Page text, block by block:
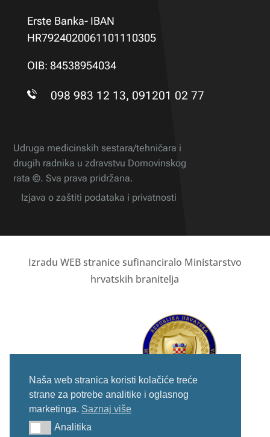
Naša web stranica koristi kolačiće treće
strane za potrebe analitike i oglasnog
marketinga. Saznaj više
AnalitikaAnalitika
Erste Banka- IBAN
HR7924020061101110305
OIB: 84538954034
098 983 12 13, 091201 02 77
Udruga medicinskih sestara/tehničara i
drugih radnika u zdravstvu Domovinskog
rata ©. Sva prava pridržana.
Izjava o zaštiti podataka i privatnosti
Izradu WEB stranice sufinanciralo Ministarstvo
hrvatskih branitelja